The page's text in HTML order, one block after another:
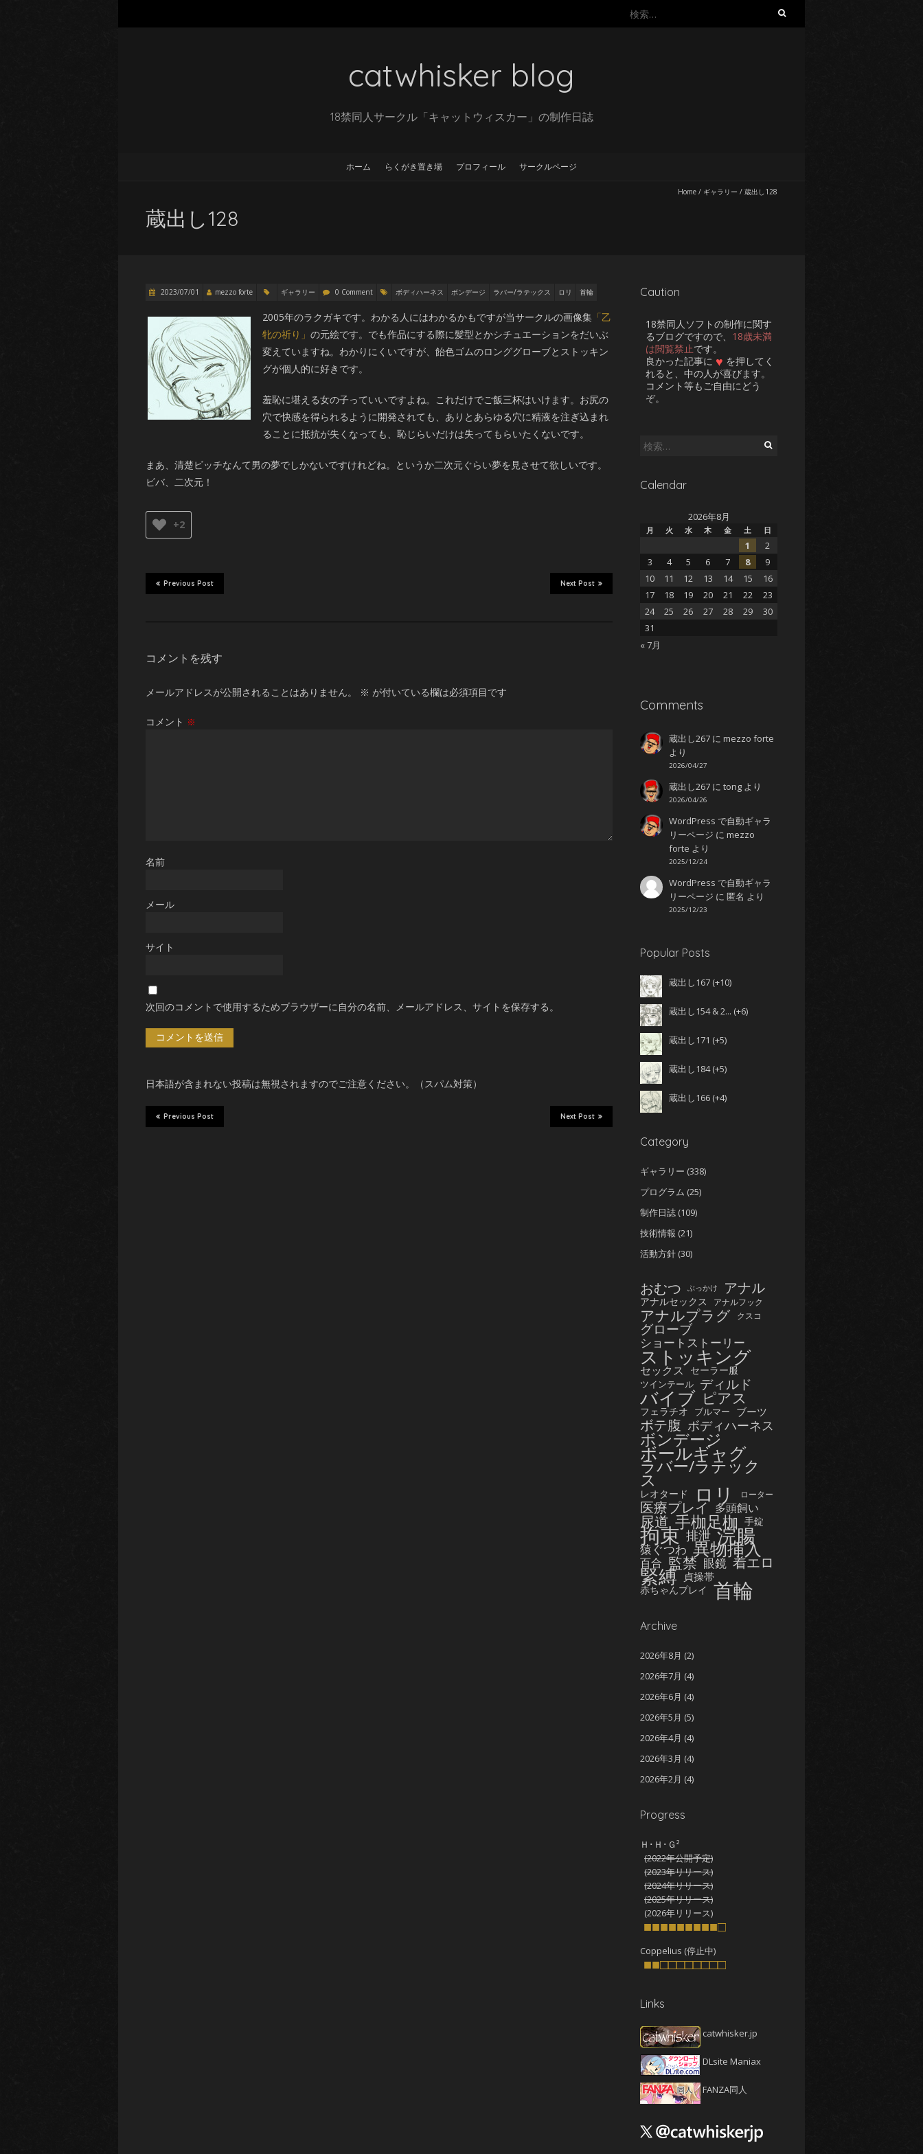
検
catwhisker blog
18禁同人サークル「キャットウィスカー」の制作日誌
ホーム らくがき置き場 プロフィール サークルページ
Home / ギャラリー / 蔵出し128
蔵出し128
2023/07/01 mezzo forte ギャラリー 0 Comment ボディハーネス ボンデージ ラバー/ラテックス ロリ 首輪
2005年のラクガキです。わかる人にはわかるかもですが当サークルの画像集 「乙
牝の祈り」 の元絵です。でも作品にする際に髪型とかシチュエーションをだいぶ
変えていますね。わかりにくいですが、飴色ゴムのロンググローブとストッキン
グが個人的に好きです。
羞恥に堪える女の子っていいですよね。これだけでご飯三杯はいけます。お尻の
穴で快感を得られるように開発されても、ありとあらゆる穴に精液を注ぎ込まれ
ることに抵抗が失くなっても、恥じらいだけは失ってもらいたくないです。
まあ、清楚ビッチなんて男の夢でしかないですけれどね。というか二次元ぐらい夢を見させて欲しいです。
ビバ、二次元！
+2
Next Post
Previous Post
コメントを残す
メールアドレスが公開されることはありません。 ※ が付いている欄は必須項目です
コメント ※
名前
メール
サイト
次回のコメントで使用するためブラウザーに自分の名前、メールアドレス、サイトを保存する。
日本語が含まれない投稿は無視されますのでご注意ください。（スパム対策）
Next Post
Previous Post
Caution
18禁同人ソフトの制作に関す
るブログですので、 18歳未満
は閲覧禁止です。
良かった記事に ♥ を押してく
れると、中の人が喜びます。
コメント等もご自由にどう
ぞ。
検
Calendar
2026年8月
月 火 水 木 金 土 日
1
2
3
4 5 6 7 8
9
10
11 12 13 14 15
16
17
18 19 20 21 22
23
24
25 26 27 28 29
30
31
« 7月
Comments
蔵出し267 にmezzo forte
より
2026/04/27
蔵出し267 にtong より
2026/04/26
WordPress で自動ギャラ
リーページ にmezzo
forte より
2025/12/24
WordPress で自動ギャラ
リーページ に匿名 より
2025/12/23
Popular Posts
蔵出し167 +10
蔵出し154 & 2... +6
蔵出し171 +5
蔵出し184 +5
蔵出し166 +4
Category
ギャラリー (338)
プログラム (25)
制作日誌 (109)
技術情報 (21)
活動方針 (30)
おむつ ぶっかけ アナル
アナルセックス アナルフック
アナルプラグ クスコ
グローブ
ショートストーリー
ストッキング
セックス セーラー服
ツインテール ディルド
バイブ ピアス
フェラチオ ブルマー ブーツ
ボテ腹 ボディハーネス
ボンデージ
ボールギャグ
ラバー/ラテック
ス
レオタード ロリ ローター
医療プレイ 多頭飼い
尿道 手枷足枷 手錠
拘束 排泄 浣腸
猿ぐつわ 異物挿入
百合 監禁 眼鏡 着エロ
緊縛 貞操帯
赤ちゃんプレイ 首輪
Archive
2026年8月 (2)
2026年7月 (4)
2026年6月 (4)
2026年5月 (5)
2026年4月 (4)
2026年3月 (4)
2026年2月 (4)
2025年12月
2025年11月
2025年10月(4)
2025年9月 (4)
2025年8月(5)
2025年7月(4)
(4)
2025年5月(5)
2025年3月
2025年2月(4)
2025年1月(5)
2024年12月(5)
2024年11月(5)
2024年9月(4)
Progress
Ｈ･Ｈ･Ｇ²
(2022年公開予定)
(2023年リリース)
(2024年リリース)
(2025年リリース)
(2026年リリース)
■■■■■■■■■□
Coppelius (停止中)
■■□□□□□□□□
Links
catwhisker.jp
DLsite Maniax
FANZA同人